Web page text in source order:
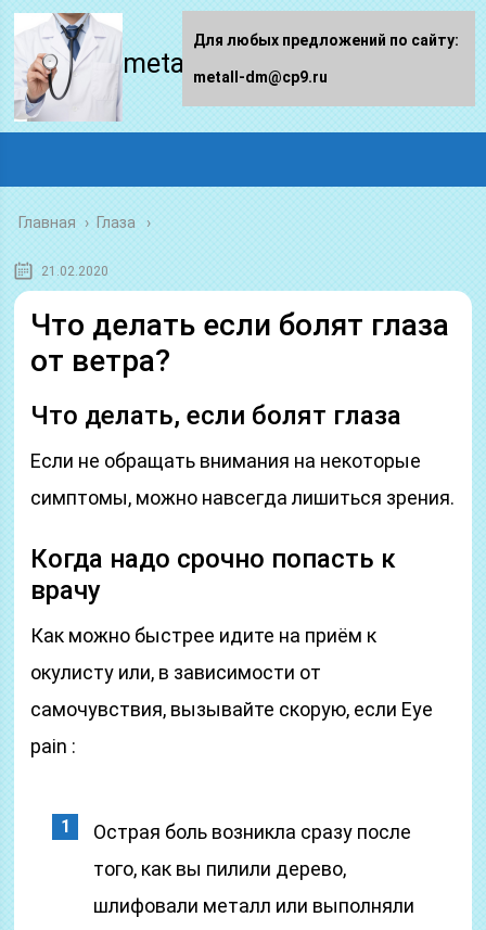
metall-dm.ru
Главная › Глаза
21.02.2020
Что делать если болят глаза
от ветра?
Что делать, если болят глаза
Если не обращать внимания на некоторые
симптомы, можно навсегда лишиться зрения.
Когда надо срочно попасть к
врачу
Как можно быстрее идите на приём к
окулисту или, в зависимости от
самочувствия, вызывайте скорую, если Eye
pain :
Острая боль возникла сразу после
того, как вы пилили дерево,
шлифовали металл или выполняли
Для любых предложений по сайту:
metall-dm@cp9.ru